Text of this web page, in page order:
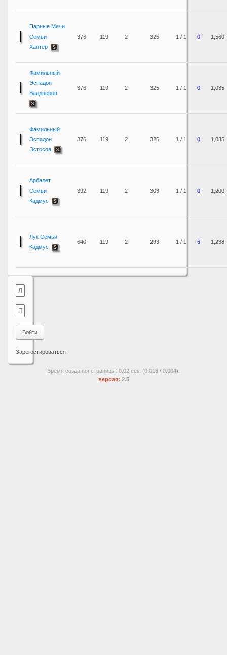
Парные Мечи
Семьи
Хантер
376 119 2 325 1 / 1 0 1,560
Фамильный
Эспадон
Валднеров
376 119 2 325 1 / 1 0 1,035
Фамильный
Эспадон
Эстосов
376 119 2 325 1 / 1 0 1,035
Арбалет
Семьи
Кадмус
392 119 2 303 1 / 1 0 1,200
Лук Семьи
Кадмус
640 119 2 293 1 / 1 6 1,238
Войти
Зарегестироваться
Время создания страницы: 0.02 сек. (0.016 / 0.004).
версия: 2.5